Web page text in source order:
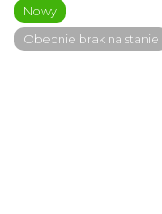
Nowy
Obecnie brak na stanie